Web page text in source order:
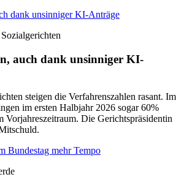
dank unsinniger KI-Anträge
auch dank unsinniger KI-
steigen die Verfahrenszahlen rasant. Im
im ersten Halbjahr 2026 sogar 60%
Vorjahreszeitraum. Die Gerichtspräsidentin
Bundestag mehr Tempo